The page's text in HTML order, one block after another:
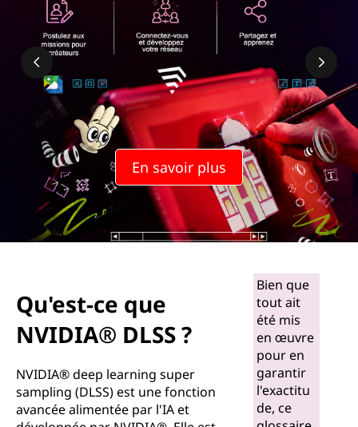
V
D
A
®
En savoir plus
Qu'est-ce que
NVIDIA® DLSS ?
NVIDIA® deep learning super
sampling (DLSS) est une fonction
avancée alimentée par l'IA et
Bien que
tout ait
été mis
en œuvre
pour en
garantir
l'exactitu
de, ce